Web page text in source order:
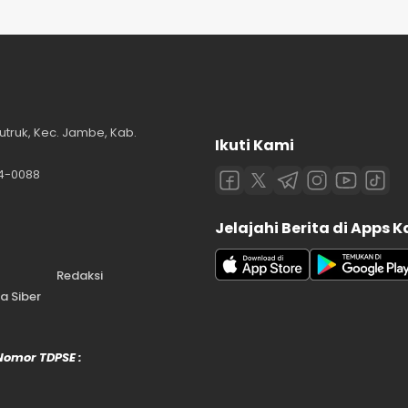
Kec. Jambe, Kab.
0088
Redaksi
Siber
TDPSE :
Ikuti Kami
Jelajahi Berita di Apps